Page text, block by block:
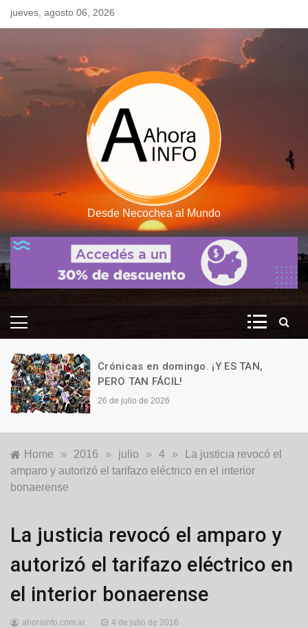
Skipjueves, agosto 06, 2026
Desde Necochea al Mundo
Crónicas en domingo. ¡Y ES TAN,
PERO TAN FÁCIL!
26 de julio de 2026
Home » 2016 » julio » 4 »
La justicia revocó el
amparo y autorizó el tarifazo eléctrico en el interior
bonaerense
Generales
Locales
La justicia revocó el amparo y
autorizó el tarifazo eléctrico en
el interior bonaerense
ahorainfo.com.ar 4 de julio de 2016